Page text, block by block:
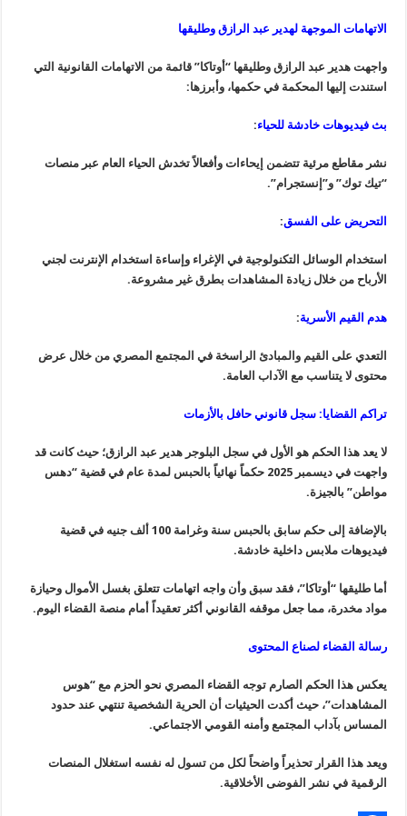
الاتهامات الموجهة لهدير عبد الرازق وطليقها
واجهت هدير عبد الرازق وطليقها “أوتاكا” قائمة من الاتهامات القانونية التي
استندت إليها المحكمة في حكمها، وأبرزها:
بث فيديوهات خادشة للحياء:
نشر مقاطع مرئية تتضمن إيحاءات وأفعالاً تخدش الحياء العام عبر منصات
“تيك توك” و”إنستجرام”.
التحريض على الفسق:
استخدام الوسائل التكنولوجية في الإغراء وإساءة استخدام الإنترنت لجني
الأرباح من خلال زيادة المشاهدات بطرق غير مشروعة.
هدم القيم الأسرية:
التعدي على القيم والمبادئ الراسخة في المجتمع المصري من خلال عرض
محتوى لا يتناسب مع الآداب العامة.
تراكم القضايا: سجل قانوني حافل بالأزمات
لا يعد هذا الحكم هو الأول في سجل البلوجر هدير عبد الرازق؛ حيث كانت قد
واجهت في ديسمبر 2025 حكماً نهائياً بالحبس لمدة عام في قضية “دهس
مواطن” بالجيزة.
بالإضافة إلى حكم سابق بالحبس سنة وغرامة 100 ألف جنيه في قضية
فيديوهات ملابس داخلية خادشة.
أما طليقها “أوتاكا”، فقد سبق وأن واجه اتهامات تتعلق بغسل الأموال وحيازة
مواد مخدرة، مما جعل موقفه القانوني أكثر تعقيداً أمام منصة القضاء اليوم.
رسالة القضاء لصناع المحتوى
يعكس هذا الحكم الصارم توجه القضاء المصري نحو الحزم مع “هوس
المشاهدات”، حيث أكدت الحيثيات أن الحرية الشخصية تنتهي عند حدود
المساس بآداب المجتمع وأمنه القومي الاجتماعي.
ويعد هذا القرار تحذيراً واضحاً لكل من تسول له نفسه استغلال المنصات
الرقمية في نشر الفوضى الأخلاقية.